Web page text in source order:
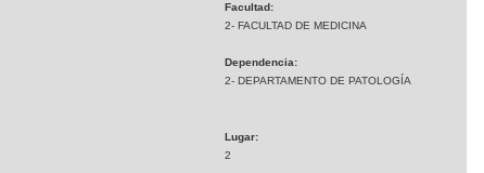
Facultad:
2- FACULTAD DE MEDICINA
Dependencia:
2- DEPARTAMENTO DE PATOLOGÍA
Lugar:
2